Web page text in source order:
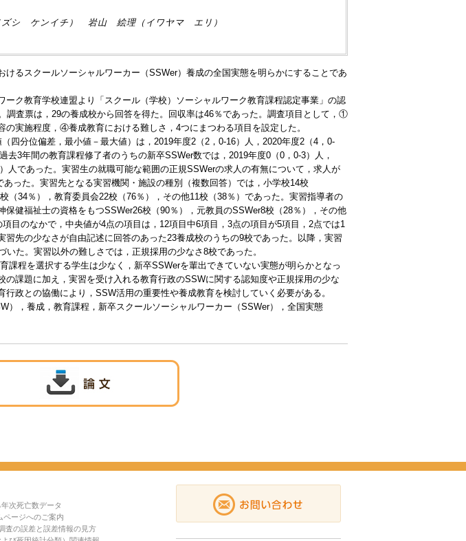
シ ケンイチ） 岩山 絵理（イワヤマ エリ）
るスクールソーシャルワーカー（SSWer）養成の全国実態を明らかにすることであ
ク教育学校連盟より「スクール（学校）ソーシャルワーク教育課程認定事業」の認
調査票は，29の養成校から回答を得た。回収率は46％であった。調査項目として，①
実施程度，④養成教育における難しさ，4つにまつわる項目を設定した。
分位偏差，最小値－最大値）は，2019年度2（2，0-16）人，2020年度2（4，0-
去3年間の教育課程修了者のうちの新卒SSWer数では，2019年度0（0，0-3）人，
人であった。実習生の就職可能な範囲の正規SSWerの求人の有無について，求人が
った。実習先となる実習機関・施設の種別（複数回答）では，小学校14校
（34％），教育委員会22校（76％），その他11校（38％）であった。実習指導者の
健福祉士の資格をもつSSWer26校（90％），元教員のSSWer8校（28％），その他
目のなかで，中央値が4点の項目は，12項目中6項目，3点の項目が5項目，2点では1
先の少なさが自由記述に回答のあった23養成校のうちの9校であった。以降，実習
た。実習以外の難しさでは，正規採用の少なさ8校であった。
程を選択する学生は少なく，新卒SSWerを輩出できていない実態が明らかとなっ
の課題に加え，実習を受け入れる教育行政のSSWに関する認知度や正規採用の少な
政との協働により，SSW活用の重要性や養成教育を検討していく必要がある。
，養成，教育課程，新卒スクールソーシャルワーカー（SSWer），全国実態
次死亡数データ
ページへのご案内
査の誤差と誤差情報の見方